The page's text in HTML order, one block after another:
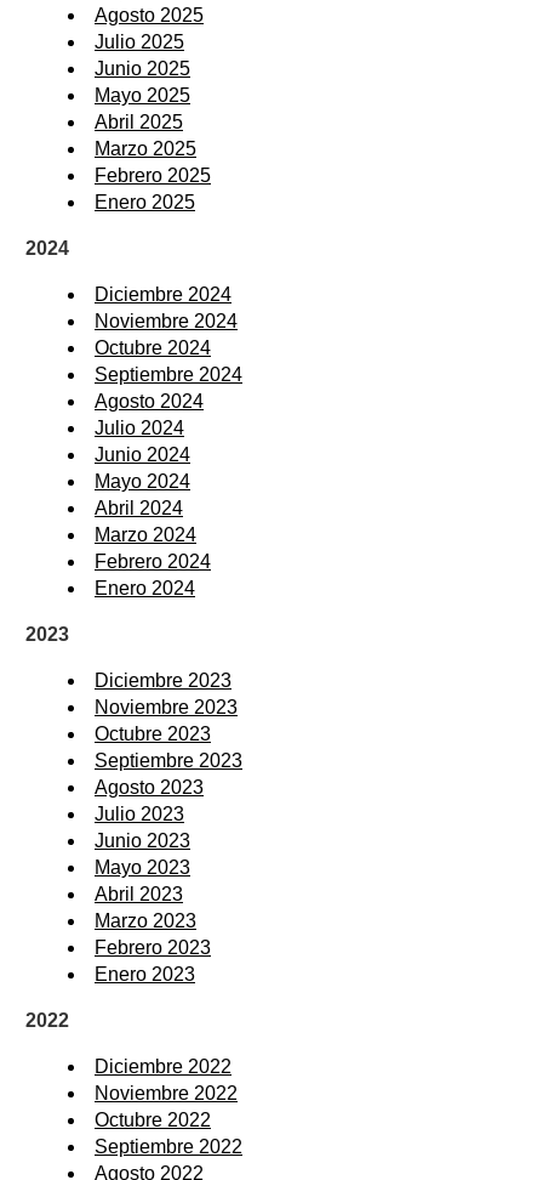
Agosto 2025
Julio 2025
Junio 2025
Mayo 2025
Abril 2025
Marzo 2025
Febrero 2025
Enero 2025
2024
Diciembre 2024
Noviembre 2024
Octubre 2024
Septiembre 2024
Agosto 2024
Julio 2024
Junio 2024
Mayo 2024
Abril 2024
Marzo 2024
Febrero 2024
Enero 2024
2023
Diciembre 2023
Noviembre 2023
Octubre 2023
Septiembre 2023
Agosto 2023
Julio 2023
Junio 2023
Mayo 2023
Abril 2023
Marzo 2023
Febrero 2023
Enero 2023
2022
Diciembre 2022
Noviembre 2022
Octubre 2022
Septiembre 2022
Agosto 2022